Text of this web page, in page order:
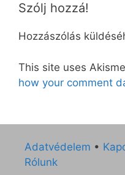
Szólj hozzá!
Hozzászólás
This site uses
how your comment
Adatvédelem •
Rólunk